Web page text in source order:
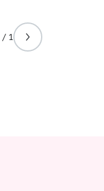
/ 1